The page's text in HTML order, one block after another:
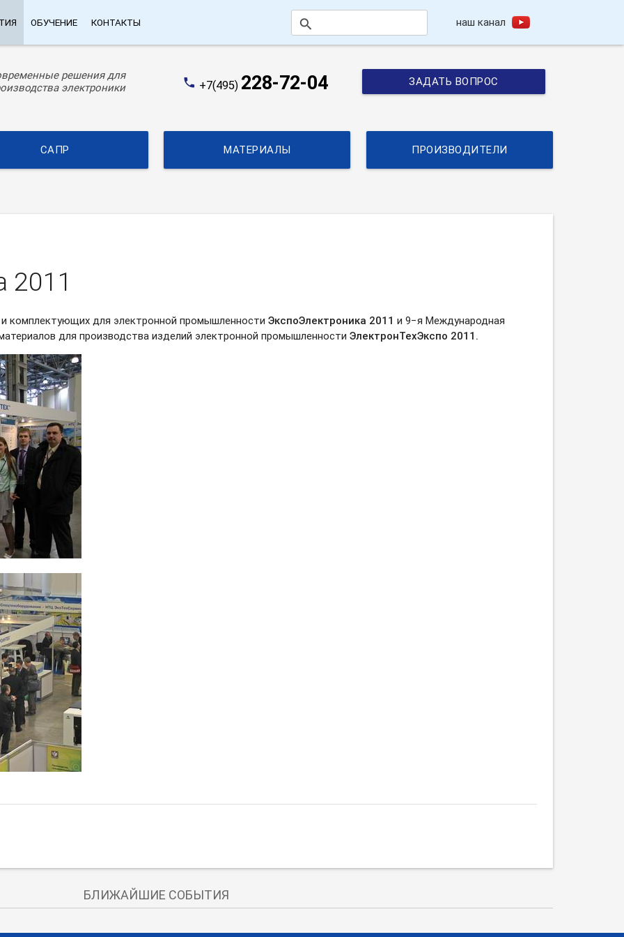
ОБУЧЕНИЕ КОНТАКТЫ search наш канал
решения для
электроники
phone +7(495) 228-72-04 ЗАДАТЬ ВОПРОС
САПР МАТЕРИАЛЫ ПРОИЗВОДИТЕЛИ
2011
комплектующих для электронной промышленности ЭкспоЭлектроника 2011 и 9−я Международная
для производства изделий электронной промышленности ЭлектронТехЭкспо 2011.
БЛИЖАЙШИЕ СОБЫТИЯ